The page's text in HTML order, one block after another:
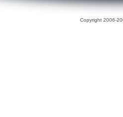
Copyright 2006-